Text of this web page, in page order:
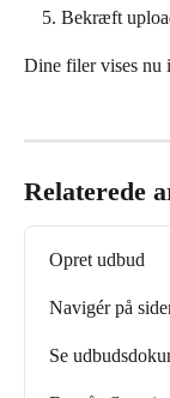
Bekræft
Dine filer vises nu
Relaterede
Opret udbud
Navigér på
Se